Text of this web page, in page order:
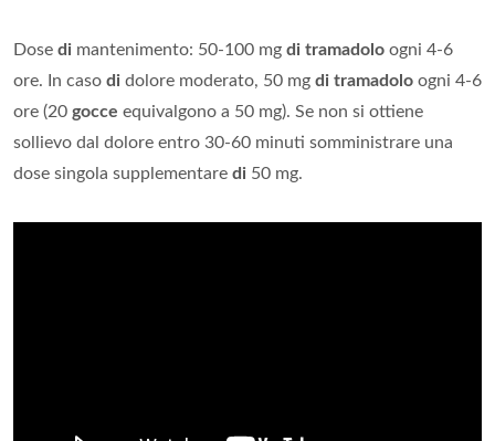
Dose di mantenimento: 50-100 mg di tramadolo ogni 4-6
ore. In caso di dolore moderato, 50 mg di tramadolo ogni 4-6
ore (20 gocce equivalgono a 50 mg). Se non si ottiene
sollievo dal dolore entro 30-60 minuti somministrare una
dose singola supplementare di 50 mg.